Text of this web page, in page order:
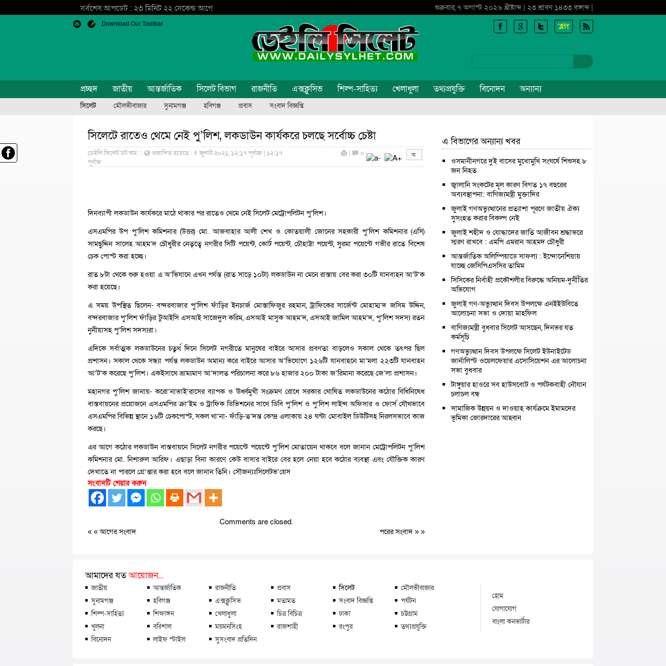
সর্বশেষ আপডেট : ২৩ মিনিট ২২ সেকেন্ড আগে শুক্রবার, ৭ অগাস্ট ২০২৬ খ্রীষ্টাব্দ | ২৩ শ্রাবণ ১৪৩৩ বঙ্গাব্দ |
Download Our Toolbar
প্রচ্ছদ জাতীয় আন্তর্জাতিক সিলেট বিভাগ রাজনীতি এক্সক্লুসিভ শিল্প-সাহিত্য খেলাধুলা তথ্যপ্রযুক্তি বিনোদন অন্যান্য
সিলেট মৌলভীবাজার সুনামগঞ্জ হবিগঞ্জ প্রবাস সংবাদ বিজ্ঞপ্তি
সিলেটে রাতেও থেমে নেই পু’লিশ, লকডাউন কার্যকরে চলছে সর্বোচ্চ চেষ্টা
ডেইলি সিলেট ডট কম ::
প্রকাশিত হয়েছে : ৫ জুলাই ২০২১, ১২:১৭ পূর্বাহ্ন | ১২:১৭
পূর্বাহ্ন
| ০
দিনব্যাপী লকডাউন কার্যকরে মাঠে থাকার পর রাতেও থেমে নেই সিলেট মেট্রোপলিটন পু’লিশ।
এসএমপির উপ পু’লিশ কমিশনার (উত্তর) মো. আজবাহার আলী শেখ ও কোতয়ালী জোনের সহকারী পু’লিশ কমিশনার (এসি)
সামছুদ্দিন সালেহ আহম’দ চৌধুরীর নেতৃত্বে নগরীর সিটি পয়েন্ট, কোর্ট পয়েন্ট, চৌহাট্টা পয়েন্ট, সুরমা পয়েন্টে গভীর রাতে বিশেষ
চেক পোস্ট করা হচ্ছে।
রাত ৮টা থেকে শুরু হওয়া এ অ’ভিযানে এখন পর্যন্ত (রাত সাড়ে ১০টা) লকডাউন না মেনে রাস্তায় বের করা ৩০টি যানবাহন আ’ট’ক
করা হয়েছে।
এ সময় উপস্থিত ছিলেন- বন্দরবাজার পু’লিশ ফাঁড়ির ইনচার্জ মোস্তাফিজুর রহমান, ট্রাফিকের সার্জেন্ট মোহাম্ম’দ জসিম উদ্দিন,
বন্দরবাজার পু’লিশ ফাঁড়ির টুআইসি এসআই সাজেদুল করিম, এসআই মাসুক আহম’দ, এসআই জামিল আহম’দ, পু’লিশ সদস্য রতন
নুনীয়াসহ পু’লিশ সদস্যরা।
এদিকে সর্বাত্মক লকডাউনের চতুর্থ দিনে সিলেট নগরীতে মানুষের বাইরে আসার প্রবণতা বাড়লেও সকাল থেকে তৎপর ছিল
প্রশাসন। সকাল থেকে সন্ধ্যা পর্যন্ত লকডাউন অমান্য করে বাইরে আসার অ’ভিযোগে ১২৬টি যানবাহনে মা’মলা ২২৩টি যানবাহন
আ’ট’ক করেছে পু’লিশ। একইসাথে ভ্রাম্যমাণ আ’দালত পরিচালনা করে ৮৬ হাজার ২০০ টাকা জ’রিমানা করেছে জে’লা প্রশাসন।
মহানগর পু’লিশ জানায়- করো’নাভাই’রাসের ব্যাপক ও ঊর্ধ্বমুখী সংক্রমণ রোধে সরকার ঘোষিত লকডাউনের কঠোর বিধিনিষেধ
বাস্তবায়নের প্রয়োজনে এসএমপির ক্রা’ইম ও ট্রাফিক ডিভিশনের সাথে ডিবি পু’লিশ ও পু’লিশ লাইন্স অফিসার ও ফোর্স যৌথভাবে
এসএমপির বিভিন্ন স্থানে ১৬টি চেকপোস্ট, সকল থা’না- ফাঁড়ি-ত’দন্ত কেন্দ্র এলাকায় ২৪ ঘন্টা মোবাইল ডিউটিসহ নিরলসভাবে কাজ
করছে।
এর আগে কঠোর লকডাউন বাস্তবায়নে সিলেট নগরীর পয়েন্টে পয়েন্টে পু’লিশ মোতায়েন থাকবে বলে জানান মেট্রোপলিটন পু’লিশ
কমিশনার মো. নিশারুল আরিফ। এছাড়া বিনা কারণে কেউ বাসার বাইরে বের হলে নেয়া হবে কঠোর ব্যবস্থা এবং যৌক্তিক কারণ
দেখাতে না পারলে গ্রে’প্তার করা হবে বলে জানান তিনি। সৌজন্যঃসিলেটভ’য়েস
সংবাদটি শেয়ার করুন
Comments are closed.
« «আগের সংবাদ পরের সংবাদ » »
এ বিভাগের অন্যান্য খবর
ওসমানীনগরে দুই বাসের মুখোমুখি সংঘর্ষে শিশুসহ ৮
জন নিহত
জ্বালানি সংকটের মূল কারণ বিগত ১৭ বছরের
অব্যবস্থাপনা: বাণিজ্যমন্ত্রী মুক্তাদির
জুলাই গণঅভ্যুত্থানের প্রত্যাশা পূরণে জাতীয় ঐক্য
সুসংহত করার বিকল্প নেই
জুলাই শহীদ ও যোদ্ধাদের জাতি আজীবন শ্রদ্ধাভরে
স্মরণ রাখবে : এমপি এমরান আহমদ চৌধুরী
আন্তর্জাতিক অলিম্পিয়াডে সাফল্য : ইন্দোনেশিয়ায়
যাচ্ছে জেসিপিএসসির তামিম
সিসিকের নির্বাহী প্রকৌশলীর বিরুদ্ধে অনিয়ম-দুর্নীতির
অভিযোগ
জুলাই গণ-অভ্যুত্থান দিবস উপলক্ষে এনইইউবিতে
আলোচনা সভা ও দোয়া মাহফিল
বাণিজ্যমন্ত্রী বুধবার সিলেট আসছেন, দিনভর যত
কর্মসূচি
গণঅভ্যুত্থান দিবস উপলক্ষে সিলেট ইউনাইটেড
জার্নালিস্ট ওয়েলফেয়ার এসোসিয়েশন এর আলোচনা
সভা বুধবার
টাঙ্গুয়ার হাওরে সব হাউসবোট ও পর্যটকবাহী নৌযান
চলাচল বন্ধ
সামাজিক উন্নয়ন ও দাওয়াহ কার্যক্রমে ইমামদের
ভূমিকা জোরদারের আহ্বান
আমাদের যতআয়োজন...
জাতীয় আন্তর্জাতিক রাজনীতি প্রবাস সিলেট
মৌলভীবাজার
সুনামগঞ্জ
হবিগঞ্জ এক্সক্লুসিভ মতামত সংবাদ বিজ্ঞপ্তি
পর্যটন
শিল্প-সাহিত্য
শিক্ষাঙ্গন খেলাধুলা চিত্র বিচিত্র ঢাকা
চট্টগ্রাম
খুলনা
বরিশাল ময়মনসিংহ রাজশাহী রংপুর
তথ্যপ্রযুক্তি
বিনোদন
লাইফ স্টাইল সুসংবাদ প্রতিদিন
হোম
যোগাযোগ
বাংলা কনভার্টার